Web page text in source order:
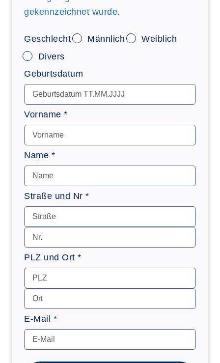
gekennzeichnet wurde.
Geschlecht Männlich
Weiblich
Divers
Geburtsdatum
Vorname *
Name *
Straße und Nr *
PLZ und Ort *
E-Mail *